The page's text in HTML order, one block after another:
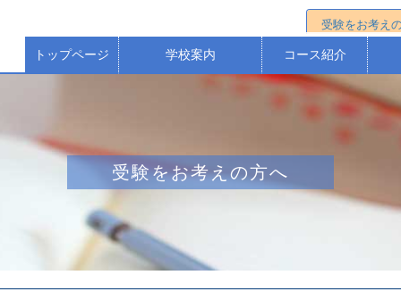
受験をお考え
トップページ 学校案内 コース紹介
特進Ｓコース
進学選抜コース
進学コース ス
受験をお考えの方へ